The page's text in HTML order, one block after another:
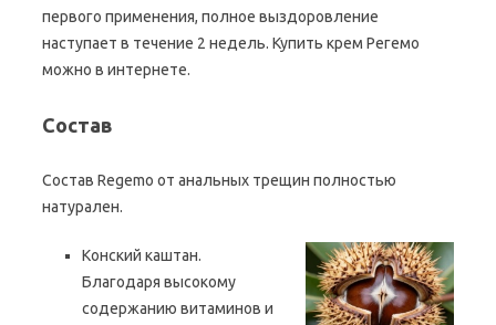
первого применения, полное выздоровление
наступает в течение 2 недель. Купить крем Регемо
можно в интернете.
Состав
Состав Regemo от анальных трещин полностью
натурален.
Конский каштан.
Благодаря высокому
содержанию витаминов и